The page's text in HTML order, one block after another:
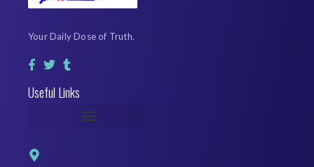
Your Daily Dose of Truth.
Useful Links